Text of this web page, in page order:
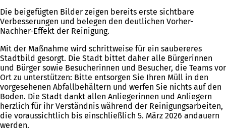
Die beigefügten Bilder zeigen bereits erste sichtbare
Verbesserungen und belegen den deutlichen Vorher-
Nachher-Effekt der Reinigung.
Mit der Maßnahme wird schrittweise für ein saubereres
Stadtbild gesorgt. Die Stadt bittet daher alle Bürgerinnen
und Bürger sowie Besucherinnen und Besucher, die Teams vor
Ort zu unterstützen: Bitte entsorgen Sie Ihren Müll in den
vorgesehenen Abfallbehältern und werfen Sie nichts auf den
Boden. Die Stadt dankt allen Anliegerinnen und Anliegern
herzlich für ihr Verständnis während der Reinigungsarbeiten,
die voraussichtlich bis einschließlich 5. März 2026 andauern
werden.